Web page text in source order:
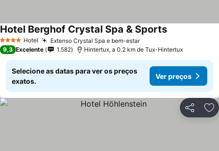
4 EstrelasHotel Extenso Crystal Spa e bem-estarVer preços
Hotel Berghof Crystal Spa & SportsVer preços
9,3 Excelente 1.582 Hintertux, a 0.2 km de Tux-Hintertux
Selecione as datas para ver os preços
exatos.
Ver preços
Partilhar